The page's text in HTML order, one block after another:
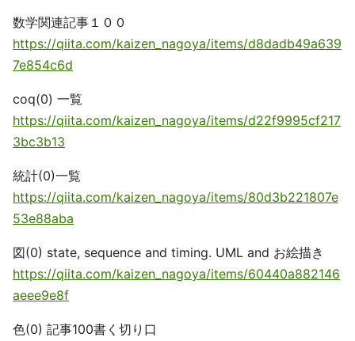
数学関連記事１００
https://qiita.com/kaizen_nagoya/items/d8dadb49a639
7e854c6d
coq(0) 一覧
https://qiita.com/kaizen_nagoya/items/d22f9995cf217
3bc3b13
統計(0)一覧
https://qiita.com/kaizen_nagoya/items/80d3b221807e
53e88aba
図(0) state, sequence and timing. UML and お絵描き
https://qiita.com/kaizen_nagoya/items/60440a882146
aeee9e8f
色(0) 記事100書く切り口